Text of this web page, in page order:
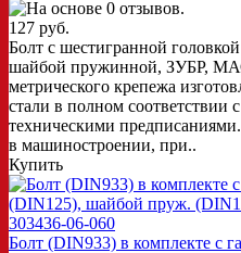
127 руб.
Болт с шестигранной
шайбой пружинной, ЗУБР,
метрического крепежа
стали в полном соответствии
техническими
в машиностроении, при..
Купить
Болт (DIN933) в комплекте с